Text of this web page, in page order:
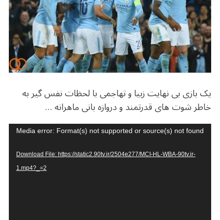
o
o
k
m p
p
یک بازی بی نهایت زبیا و تهاجمی با لحظات نفس گیر به
خاطر شوت های قدرتمند و دروازه بانی ماهرانه …
V
Media error: Format(s) not supported or source(s) not found
Download File: https://static2.90tv.ir/2504e277/MCI-HL-WBA-90tv.ir-
1.mp4?_=2